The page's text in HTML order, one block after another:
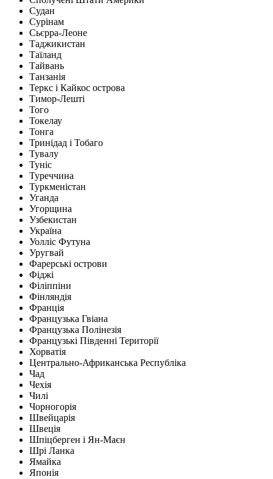
Судан
Сурінам
Сьєрра-Леоне
Таджикистан
Таїланд
Тайвань
Танзанія
Теркс і Кайкос острова
Тимор-Лешті
Того
Токелау
Тонга
Тринідад і Тобаго
Тувалу
Туніс
Туреччина
Туркменістан
Уганда
Угорщина
Узбекистан
Україна
Уолліс Футуна
Уругвай
Фарерські острови
Фіджі
Філіппіни
Фінляндія
Франція
Французька Гвіана
Французька Полінезія
Французькі Південні Території
Хорватія
Центрально-Африканська Республіка
Чад
Чехія
Чилі
Чорногорія
Швейцарія
Швеція
Шпіцберген і Ян-Маєн
Шрі Ланка
Ямайка
Японія